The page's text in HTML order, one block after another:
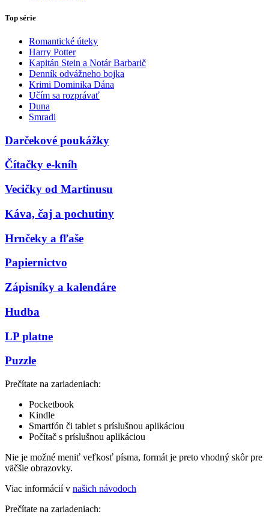
Top série
Romantické úteky
Harry Potter
Kapitán Stein a Notár Barbarič
Denník odvážneho bojka
Krimi Dominika Dána
Učím sa rozprávať
Duna
Smradi
Darčekové poukážky
Čítačky e-kníh
Vecičky od Martinusu
Káva, čaj a pochutiny
Hrnčeky a fľaše
Papiernictvo
Zápisníky a kalendáre
Hudba
LP platne
Puzzle
Prečítate na zariadeniach:
Pocketbook
Kindle
Smartfón či tablet s príslušnou aplikáciou
Počítač s príslušnou aplikáciou
Nie je možné meniť veľkosť písma, formát je preto vhodný skôr pre
väčšie obrazovky.
Viac informácií v našich návodoch
Prečítate na zariadeniach: